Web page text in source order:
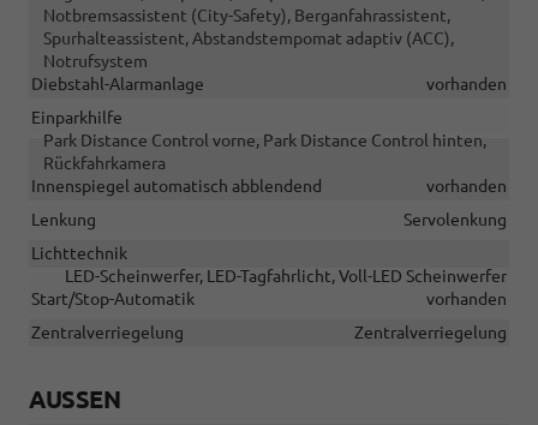
Notbremsassistent (City-Safety), Berganfahrassistent,
Spurhalteassistent, Abstandstempomat adaptiv (ACC),
Notrufsystem
Diebstahl-Alarmanlage
vorhanden
Einparkhilfe
Park Distance Control vorne, Park Distance Control hinten,
Rückfahrkamera
Innenspiegel automatisch abblendend
vorhanden
Lenkung
Servolenkung
Lichttechnik
LED-Scheinwerfer, LED-Tagfahrlicht, Voll-LED Scheinwerfer
Start/Stop-Automatik
vorhanden
Zentralverriegelung
Zentralverriegelung
AUSSEN